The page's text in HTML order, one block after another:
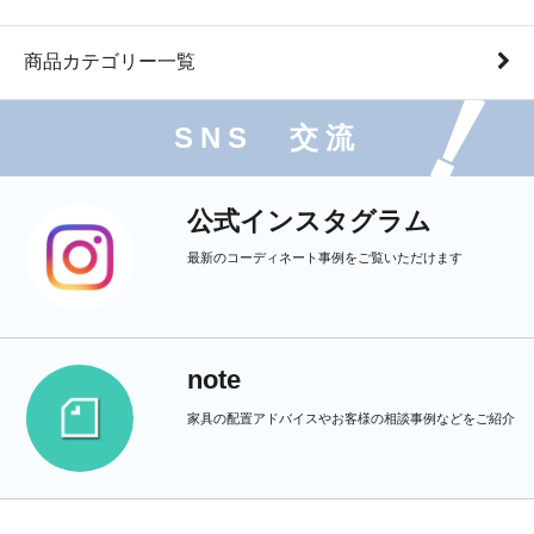
商品カテゴリー一覧
SNS 交流
公式インスタグラム
最新のコーディネート事例をご覧いただけます
note
家具の配置アドバイスやお客様の相談事例などをご紹介